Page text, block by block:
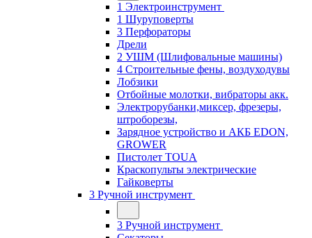
1 Электроинструмент
1 Шуруповерты
3 Перфораторы
Дрели
2 УШМ (Шлифовальные машины)
4 Строительные фены, воздуходувы
Лобзики
Отбойные молотки, вибраторы акк.
Электрорубанки,миксер, фрезеры,
штроборезы,
Зарядное устройство и АКБ EDON,
GROWER
Пистолет TOUA
Краскопульты электрические
Гайковерты
3 Ручной инструмент
3 Ручной инструмент